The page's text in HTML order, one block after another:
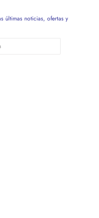
últimas noticias, ofertas y